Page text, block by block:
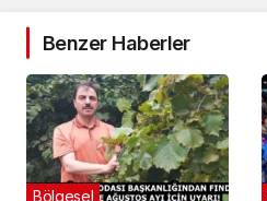
Benzer Haberler
Bölgesel